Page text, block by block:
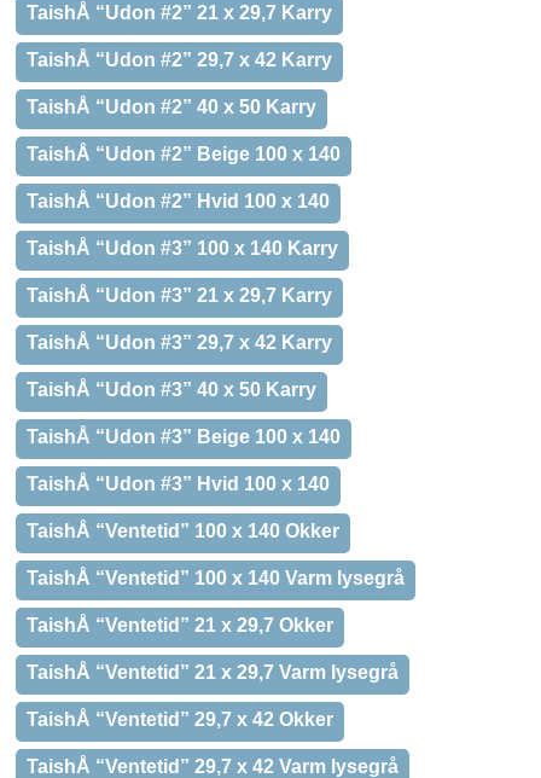
TaishÅ “Udon #2” 21 x 29,7 Karry
TaishÅ “Udon #2” 29,7 x 42 Karry
TaishÅ “Udon #2” 40 x 50 Karry
TaishÅ “Udon #2” Beige 100 x 140
TaishÅ “Udon #2” Hvid 100 x 140
TaishÅ “Udon #3” 100 x 140 Karry
TaishÅ “Udon #3” 21 x 29,7 Karry
TaishÅ “Udon #3” 29,7 x 42 Karry
TaishÅ “Udon #3” 40 x 50 Karry
TaishÅ “Udon #3” Beige 100 x 140
TaishÅ “Udon #3” Hvid 100 x 140
TaishÅ “Ventetid” 100 x 140 Okker
TaishÅ “Ventetid” 100 x 140 Varm lysegrå
TaishÅ “Ventetid” 21 x 29,7 Okker
TaishÅ “Ventetid” 21 x 29,7 Varm lysegrå
TaishÅ “Ventetid” 29,7 x 42 Okker
TaishÅ “Ventetid” 29,7 x 42 Varm lysegrå